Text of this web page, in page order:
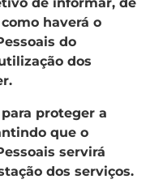
haverá o
do
dos
proteger a
que o
servirá
dos serviços.